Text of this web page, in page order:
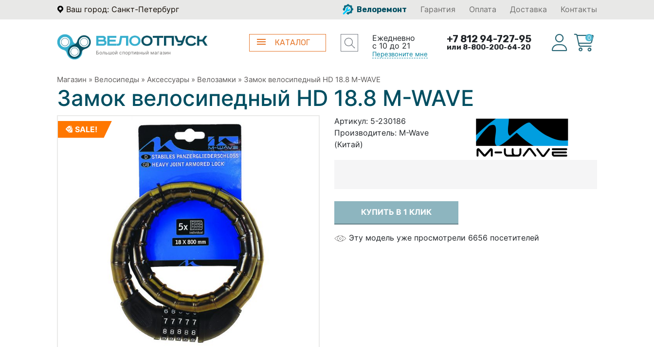
Ваш город: Санкт-Петербург Велоремонт Гарантия Оплата Доставка Контакты
Большой спортивный магазин
КАТАЛОГ
Ежедневно
с 10 до 21
Перезвоните мне
+7 812 94-727-95
или 8-800-200-64-20
0
Магазин » Велосипеды » Аксессуары » Велозамки » Замок велосипедный HD 18.8 M-WAVE
Замок велосипедный HD 18.8 M-WAVE
SALE!
Артикул: 5-230186
Производитель: M-Wave
(Китай)
КУПИТЬ В 1 КЛИК
Эту модель уже просмотрели 6656 посетителей